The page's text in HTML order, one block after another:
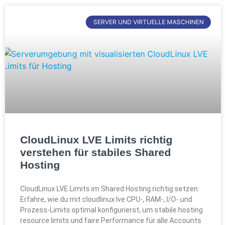
SERVER UND VIRTUELLE MASCHINEN
CloudLinux LVE Limits richtig
verstehen für stabiles Shared
Hosting
CloudLinux LVE Limits im Shared Hosting richtig setzen:
Erfahre, wie du mit cloudlinux lve CPU‑, RAM‑, I/O‑ und
Prozess‑Limits optimal konfigurierst, um stabile hosting
resource limits und faire Performance für alle Accounts